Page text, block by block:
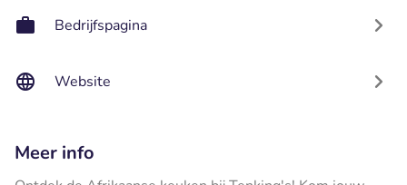
Bedrijfspagina
Website
Meer info